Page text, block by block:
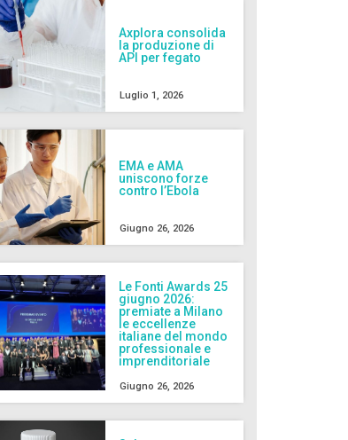
Axplora consolida
la produzione di
API per fegato
Luglio 1, 2026
EMA e AMA
uniscono forze
contro l’Ebola
Giugno 26, 2026
Le Fonti Awards 25
giugno 2026:
premiate a Milano
le eccellenze
italiane del mondo
professionale e
imprenditoriale
Giugno 26, 2026